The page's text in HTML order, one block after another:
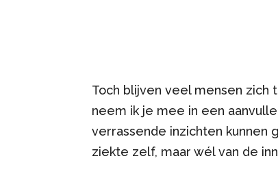
Toch blijven veel mensen
neem ik je mee in een
verrassende inzichten
ziekte zelf, maar wél van de